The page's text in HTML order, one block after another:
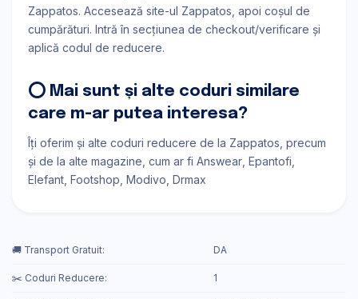
Zappatos. Accesează site-ul Zappatos, apoi coșul de
cumpărături. Intră în secțiunea de checkout/verificare și
aplică codul de reducere.
⭕ Mai sunt și alte coduri similare
care m-ar putea interesa?
Îți oferim și alte coduri reducere de la Zappatos, precum
și de la alte magazine, cum ar fi Answear Epantofi
Elefant Footshop Modivo Drmax
🚚 Transport Gratuit: DA
✂️ Coduri Reducere: 1